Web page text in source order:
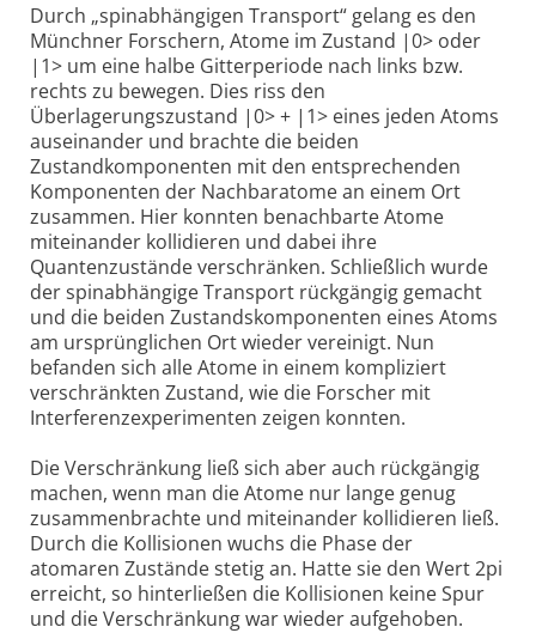
Durch „spinabhängigen Transport“ gelang es den
Münchner Forschern, Atome im Zustand |0> oder
|1> um eine halbe Gitterperiode nach links bzw.
rechts zu bewegen. Dies riss den
Überlagerungszustand |0> + |1> eines jeden Atoms
auseinander und brachte die beiden
Zustandkomponenten mit den entsprechenden
Komponenten der Nachbaratome an einem Ort
zusammen. Hier konnten benachbarte Atome
miteinander kollidieren und dabei ihre
Quantenzustände verschränken. Schließlich wurde
der spinabhängige Transport rückgängig gemacht
und die beiden Zustandskomponenten eines Atoms
am ursprünglichen Ort wieder vereinigt. Nun
befanden sich alle Atome in einem kompliziert
verschränkten Zustand, wie die Forscher mit
Interferenzexperimenten zeigen konnten.
Die Verschränkung ließ sich aber auch rückgängig
machen, wenn man die Atome nur lange genug
zusammenbrachte und miteinander kollidieren ließ.
Durch die Kollisionen wuchs die Phase der
atomaren Zustände stetig an. Hatte sie den Wert 2pi
erreicht, so hinterließen die Kollisionen keine Spur
und die Verschränkung war wieder aufgehoben.